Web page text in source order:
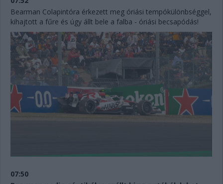
Bearman Colapintóra érkezett meg óriási tempókülönbséggel,
kihajtott a fűre és úgy állt bele a falba - óriási becsapódás!
07:50